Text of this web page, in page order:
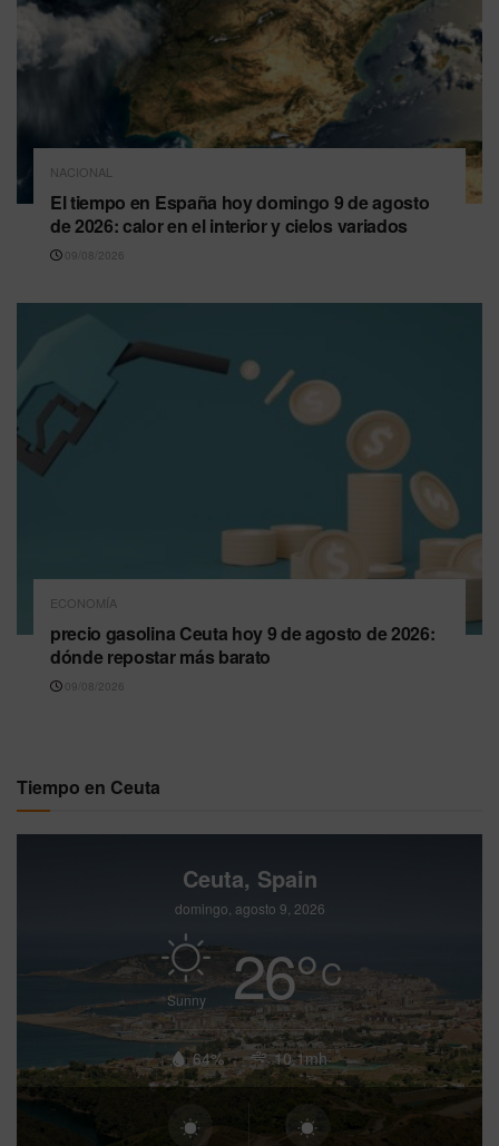
NACIONAL
El tiempo en España hoy domingo 9 de agosto
de 2026: calor en el interior y cielos variados
09/08/2026
ECONOMÍA
precio gasolina Ceuta hoy 9 de agosto de 2026:
dónde repostar más barato
09/08/2026
Tiempo en Ceuta
Ceuta, Spain
domingo, agosto 9, 2026
Sunny 26°C
64% 10.1mh